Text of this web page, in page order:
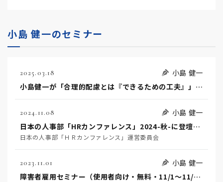
小島 健一のセミナー
2025.03.18
小島 健一
小島健一が「合理的配慮とは『できるための工夫』」を講演
2024.11.08
小島 健一
日本の人事部「HRカンファレンス」2024-秋-に登壇しました（11/8）
日本の人事部「ＨＲカンファレンス」運営委員会
2023.11.01
小島 健一
障害者雇用セミナー（使用者向け・無料・11/1～11/21オンデマンド配信・定員200名）の受付が始まりました